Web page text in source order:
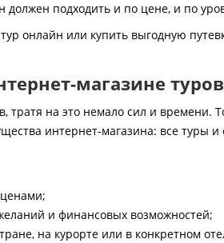
должен подходить и по цене, и по
онлайн или купить выгодную
магазине туров
на это немало сил и времени.
интернет-магазина: все туры и
и финансовых возможностей;
на курорте или в конкретном